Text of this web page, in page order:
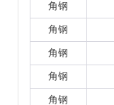
角钢
角钢
角钢
角钢
角钢